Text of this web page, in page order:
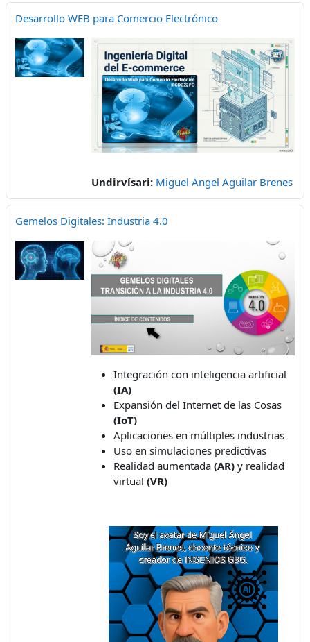
Desarrollo WEB para Comercio Electrónico
Undirvísari: Miguel Angel Aguilar Brenes
Gemelos Digitales: Industria 4.0
Integración con inteligencia artificial
(IA)
Expansión del Internet de las Cosas
(IoT)
Aplicaciones en múltiples industrias
Uso en simulaciones predictivas
Realidad aumentada (AR) y realidad
virtual (VR)